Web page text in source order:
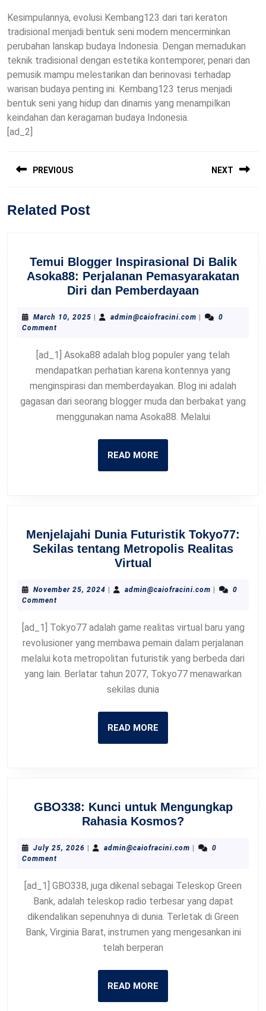
Kesimpulannya, evolusi Kembang123 dari tari keraton
tradisional menjadi bentuk seni modern mencerminkan
perubahan lanskap budaya Indonesia. Dengan memadukan
teknik tradisional dengan estetika kontemporer, penari dan
pemusik mampu melestarikan dan berinovasi terhadap
warisan budaya penting ini. Kembang123 terus menjadi
bentuk seni yang hidup dan dinamis yang menampilkan
keindahan dan keragaman budaya Indonesia.
[ad_2]
navigation
PREVIOUS
post:
NEXT
Related Post
Temui Blogger Inspirasional Di Balik
Asoka88: Perjalanan Pemasyarakatan
Diri dan Pemberdayaan
Asoka88:
Perjalanan
Diri
dan
March 10, 2025 March
| admin@caiofracini.com |
0
Comment
[ad_1] Asoka88 adalah blog populer yang telah
mendapatkan perhatian karena kontennya yang
menginspirasi dan memberdayakan. Blog ini adalah
gagasan dari seorang blogger muda dan berbakat yang
menggunakan nama Asoka88. Melalui
READ MORE
Menjelajahi Dunia Futuristik Tokyo77:
Sekilas tentang Metropolis Realitas
VirtualMenjelajahi
Futuristik
tentang
Metropolis
Realitas
Virtual
November 25, 2024 November
| admin@caiofracini.com |
0
Comment
[ad_1] Tokyo77 adalah game realitas virtual baru yang
revolusioner yang membawa pemain dalam perjalanan
melalui kota metropolitan futuristik yang berbeda dari
yang lain. Berlatar tahun 2077, Tokyo77 menawarkan
sekilas dunia
READ MORE
GBO338: Kunci untuk Mengungkap
Rahasia Kosmos?
untuk
Kosmos?
July 25, 2026 July
| admin@caiofracini.com |
0
Comment
[ad_1] GBO338, juga dikenal sebagai Teleskop Green
Bank, adalah teleskop radio terbesar yang dapat
dikendalikan sepenuhnya di dunia. Terletak di Green
Bank, Virginia Barat, instrumen yang mengesankan ini
telah berperan
READ MORE